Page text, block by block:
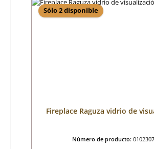
Sólo 2 disponible
Fireplace Raguza vidrio de
Número de producto: